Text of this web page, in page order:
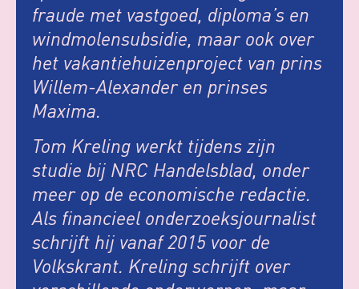
fraude met vastgoed, diploma’s en
windmolensubsidie, maar ook over
het vakantiehuizenproject van prins
Willem-Alexander en prinses
Maxima.
Tom Kreling werkt tijdens zijn
studie bij NRC Handelsblad, onder
meer op de economische redactie.
Als financieel onderzoeksjournalist
schrijft hij vanaf 2015 voor de
Volkskrant. Kreling schrijft over